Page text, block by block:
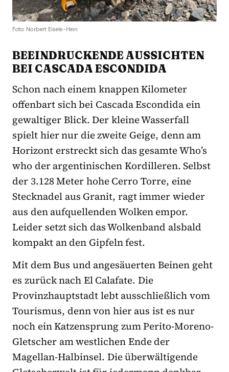
Foto: Norbert Eisele-Hein
BEEINDRUCKENDE AUSSICHTEN
BEI CASCADA ESCONDIDA
Schon nach einem knappen Kilometer
offenbart sich bei Cascada Escondida ein
gewaltiger Blick. Der kleine Wasserfall
spielt hier nur die zweite Geige, denn am
Horizont erstreckt sich das gesamte Who’s
who der argentinischen Kordilleren. Selbst
der 3.128 Meter hohe Cerro Torre, eine
Stecknadel aus Granit, ragt immer wieder
aus den aufquellenden Wolken empor.
Leider setzt sich das Wolkenband alsbald
kompakt an den Gipfeln fest.
Mit dem Bus und angesäuerten Beinen geht
es zurück nach El Calafate. Die
Provinzhauptstadt lebt ausschließlich vom
Tourismus, denn von hier aus ist es nur
noch ein Katzensprung zum Perito-Moreno-
Gletscher am westlichen Ende der
Magellan-Halbinsel. Die überwältigende